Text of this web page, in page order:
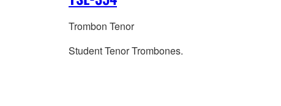
Trombon Tenor
Student Tenor Trombones.